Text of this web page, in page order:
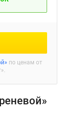
по ценам от